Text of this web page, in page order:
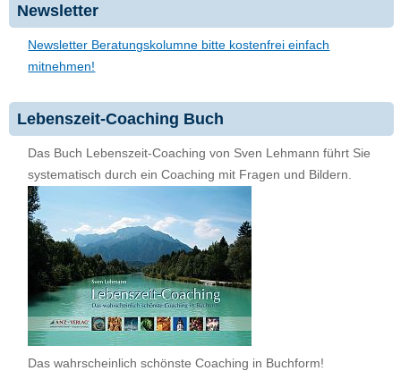
Newsletter
Newsletter Beratungskolumne bitte kostenfrei einfach
mitnehmen!
Lebenszeit-Coaching Buch
Das Buch Lebenszeit-Coaching von Sven Lehmann führt Sie
systematisch durch ein Coaching mit Fragen und Bildern.
Das wahrscheinlich schönste Coaching in Buchform!